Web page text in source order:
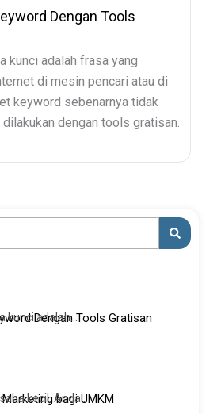
Dengan Tools
kunci adalah frasa yang
di mesin pencari atau di
keyword sebenarnya tidak
dengan tools gratisan.
Dengan Tools Gratisan
kunci adalah...
bagi UMKM
kecil, Anda...